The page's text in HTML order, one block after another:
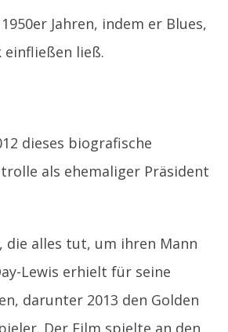
Jahren, indem er Blues,
einfließen ließ.
dieses biografische
als ehemaliger Präsident
die alles tut, um ihren Mann
Lewis erhielt für seine
darunter 2013 den Golden
Der Film spielte an den